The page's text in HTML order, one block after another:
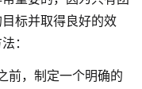
标并取得良好的效
：
前，制定一个明确的